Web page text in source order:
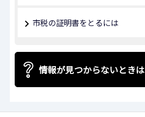
市税の証明書をとるには
情報が見つからないときは